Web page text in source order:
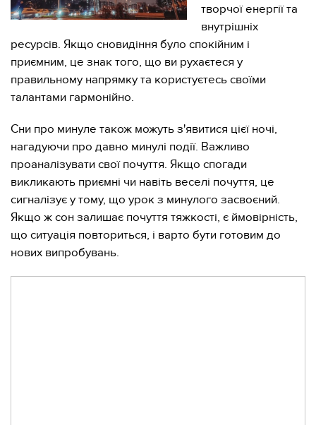
творчої енергії та
внутрішніх
ресурсів. Якщо сновидіння було спокійним і
приємним, це знак того, що ви рухаєтеся у
правильному напрямку та користуєтесь своїми
талантами гармонійно.
Сни про минуле також можуть з'явитися цієї ночі,
нагадуючи про давно минулі події. Важливо
проаналізувати свої почуття. Якщо спогади
викликають приємні чи навіть веселі почуття, це
сигналізує у тому, що урок з минулого засвоєний.
Якщо ж сон залишає почуття тяжкості, є ймовірність,
що ситуація повториться, і варто бути готовим до
нових випробувань.